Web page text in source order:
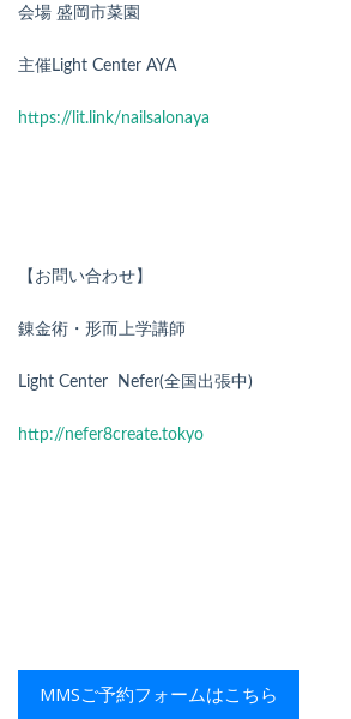
会場 盛岡市菜園
主催Light Center AYA
https://lit.link/nailsalonaya
【お問い合わせ】
錬金術・形而上学講師
Light Center Nefer(全国出張中)
http://nefer8create.tokyo
MMSご予約フォームはこちら